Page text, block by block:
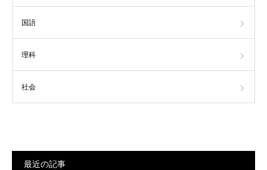
国語
理科
社会
最近の記事